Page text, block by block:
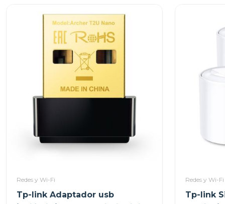
Redes y Wi-Fi
Tp-link Adaptador usb
Redes y Wi-Fi
Tp-link